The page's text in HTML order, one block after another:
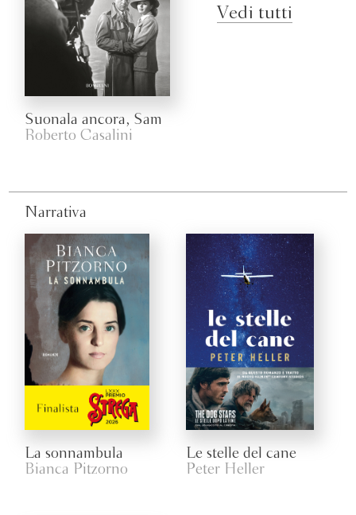
Suonala ancora, Sam
Roberto Casalini
Vedi tutti
Narrativa
La sonnambula
Bianca Pitzorno
Le stelle del cane
Peter Heller